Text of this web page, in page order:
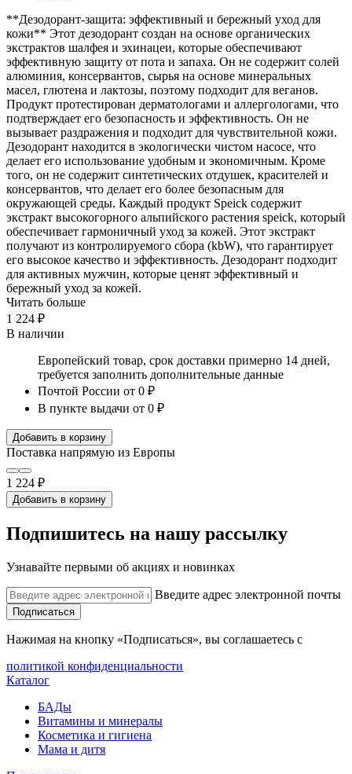
**Дезодорант-защита: эффективный и бережный уход для
кожи** Этот дезодорант создан на основе органических
экстрактов шалфея и эхинацеи, которые обеспечивают
эффективную защиту от пота и запаха. Он не содержит солей
алюминия, консервантов, сырья на основе минеральных
масел, глютена и лактозы, поэтому подходит для веганов.
Продукт протестирован дерматологами и аллергологами, что
подтверждает его безопасность и эффективность. Он не
вызывает раздражения и подходит для чувствительной кожи.
Дезодорант находится в экологически чистом насосе, что
делает его использование удобным и экономичным. Кроме
того, он не содержит синтетических отдушек, красителей и
консервантов, что делает его более безопасным для
окружающей среды. Каждый продукт Speick содержит
экстракт высокогорного альпийского растения speick, который
обеспечивает гармоничный уход за кожей. Этот экстракт
получают из контролируемого сбора (kbW), что гарантирует
его высокое качество и эффективность. Дезодорант подходит
для активных мужчин, которые ценят эффективный и
бережный уход за кожей.
Читать больше
1 224 ₽
В наличии
Европейский товар, срок доставки примерно 14 дней,
требуется заполнить дополнительные данные
Почтой России от 0 ₽
В пункте выдачи от 0 ₽
Добавить в корзину
Поставка напрямую из Европы
1 224 ₽
Добавить в корзину
Подпишитесь на нашу рассылку
Узнавайте первыми об акциях и новинках
Введите адрес электронной почты
Подписаться
Нажимая на кнопку «Подписаться», вы соглашаетесь с
политикой конфиденциальности
Каталог
БАДы
Витамины и минералы
Косметика и гигиена
Мама и дитя